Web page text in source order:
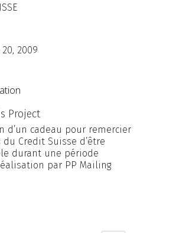
2009
Project
d’un cadeau pour remercier
Credit Suisse d’être
durant une période
par PP Mailing